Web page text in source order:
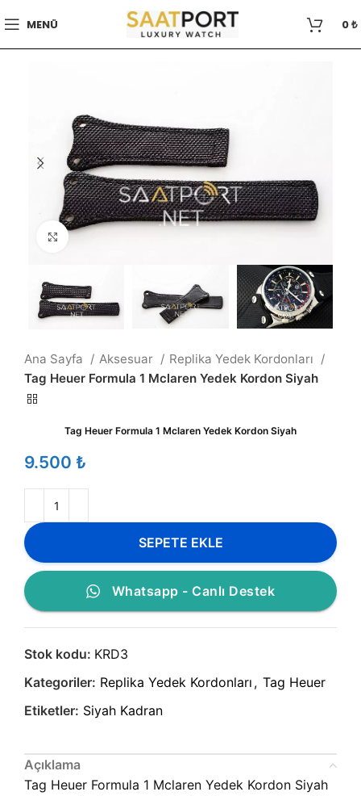
MENÜ 0₺
Büyütmek için tıklayın
Ana Sayfa Aksesuar
Replika Yedek Kordonları
Tag Heuer Formula 1 Mclaren Yedek Kordon Siyah
Tag Heuer Formula 1 Mclaren Yedek Kordon Siyah
₺
SEPETE EKLE
Whatsapp - Canlı Destek
Stok kodu: KRD3
Kategoriler: Replika Yedek Kordonları , Tag Heuer
Etiketler: Siyah Kadran
Açıklama
Tag Heuer Formula 1 Mclaren Yedek Kordon Siyah